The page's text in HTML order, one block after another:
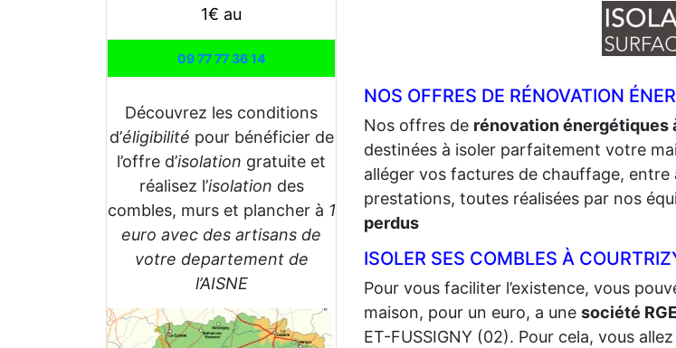
1€ au
09 77 77 36 14
Découvrez les conditions
d’éligibilité pour bénéficier de
l’offre d’isolation gratuite et
réalisez l’isolation des
combles, murs et plancher à 1
euro avec des artisans de
votre departement de
l’AISNE
NOS OFFRES DE RÉNOVATION
Nos offres de rénovation énergétiques
destinées à isoler parfaitement votre
alléger vos factures de chauffage, entre
prestations, toutes réalisées par nos
perdus
ISOLER SES COMBLES À
Pour vous faciliter l’existence, vous
maison, pour un euro, a une société RGE
ET-FUSSIGNY (02). Pour cela, vous